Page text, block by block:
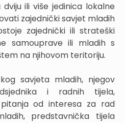
ili više jedinica lokalne
zajednički savjet mladih
zajednički ili strateški
samouprave ili mladih s
na njihovom teritoriju.
savjeta mladih, njegov
i radnih tijela,
od interesa za rad
predstavnička tijela